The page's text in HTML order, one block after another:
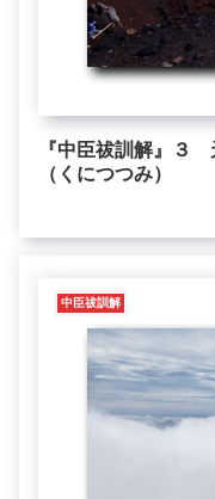
『中臣祓訓解』３
（くにつつみ）
中臣祓訓解